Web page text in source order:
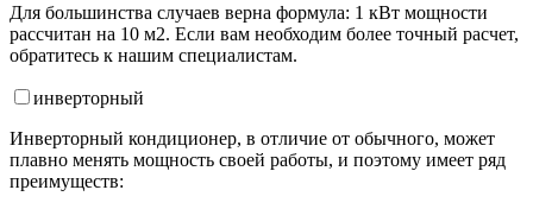
Для большинства случаев верна формула: 1 кВт мощности
рассчитан на 10 м2. Если вам необходим более точный расчет,
обратитесь к нашим специалистам.
инверторный
Инверторный кондиционер, в отличие от обычного, может
плавно менять мощность своей работы, и поэтому имеет ряд
преимуществ: